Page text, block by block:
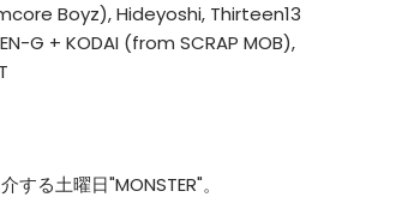
Boyz), Hideyoshi, Thirteen13
G + KODAI (from SCRAP MOB),
する土曜日"MONSTER"。